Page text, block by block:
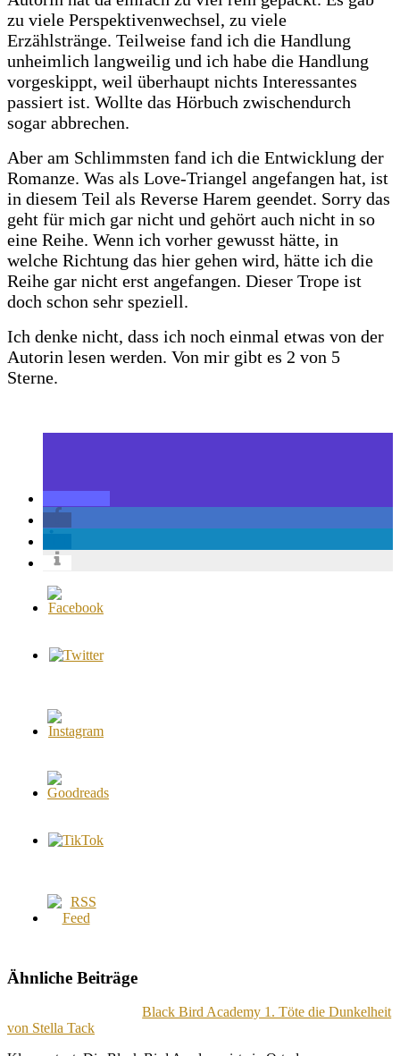
zu viele Perspektivenwechsel, zu viele
Erzählstränge. Teilweise fand ich die Handlung
unheimlich langweilig und ich habe die Handlung
vorgeskippt, weil überhaupt nichts Interessantes
passiert ist. Wollte das Hörbuch zwischendurch
sogar abbrechen.
Aber am Schlimmsten fand ich die Entwicklung der
Romanze. Was als Love-Triangel angefangen hat, ist
in diesem Teil als Reverse Harem geendet. Sorry das
geht für mich gar nicht und gehört auch nicht in so
eine Reihe. Wenn ich vorher gewusst hätte, in
welche Richtung das hier gehen wird, hätte ich die
Reihe gar nicht erst angefangen. Dieser Trope ist
doch schon sehr speziell.
Ich denke nicht, dass ich noch einmal etwas von der
Autorin lesen werden. Von mir gibt es 2 von 5
Sterne.
Ähnliche Beiträge
Black Bird Academy 1. Töte die Dunkelheit
von Stella Tack